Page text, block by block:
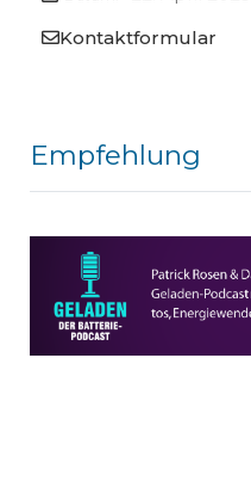
Kontaktformular
Empfehlung